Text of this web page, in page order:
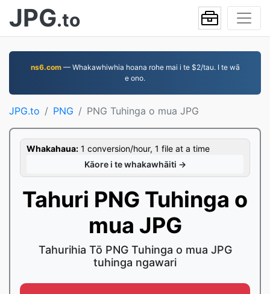
JPG.to
ns6.com— Whakawhiwhia hoana rohe mai i te $2/tau. I te wā
e ono.
JPG.to PNG PNG Tuhinga o mua JPG
Whakahaua: 1 conversion/hour, 1 file at a time
Kāore i te whakawhāiti →
Tahuri PNG Tuhinga o
mua JPG
Tahurihia Tō PNG Tuhinga o mua JPG
tuhinga ngawari